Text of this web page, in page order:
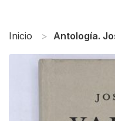
Inicio Antología.